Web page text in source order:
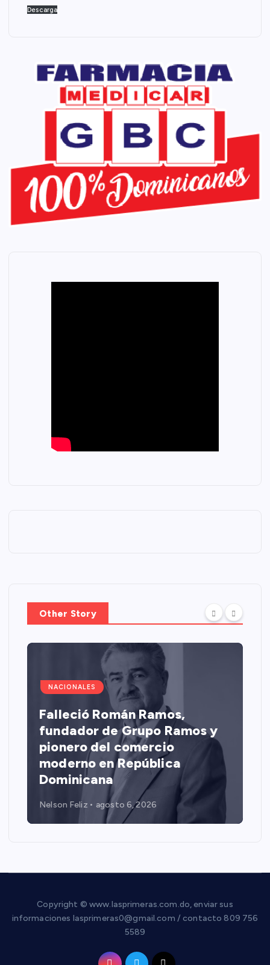
Descarga
Other Story
NACIONALES
Falleció Román Ramos,
fundador de Grupo Ramos y
pionero del comercio
moderno en República
Dominicana
Nelson Feliz agosto 6, 2026
Copyright © www.lasprimeras.com.do, enviar sus
informaciones lasprimeras0@gmail.com / contacto 809 756
5589